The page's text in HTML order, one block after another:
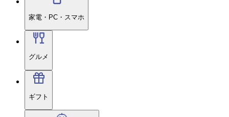
家電・PC・スマホ
グルメ
ギフト